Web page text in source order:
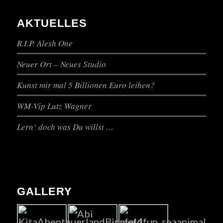
AKTUELLES
R.I.P. Alesh One
Neuer Ort – Neues Studio
Kunst mir mal 5 Billionen Euro leihen?
WM-Vip Lutz Wagner
Lern‘ doch was Du willst …
GALLERY